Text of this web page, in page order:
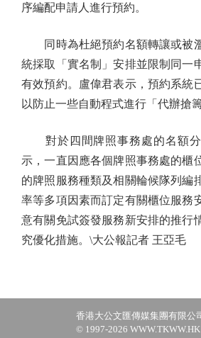
序編配申請人進行預約。
同時為杜絕預約名額轉讓或被
統採取「實名制」安排並限制同一
有效預約。盧偉君表示，預約系統
以防止一些自動程式進行「代辦搶
對於四間牌照事務處的名額分
示，一直因應各個牌照事務處的櫃
的牌照服務種類及相關輪候隊列編
率等多項因素而訂定有關櫃位服務
意有關免試簽發服務新安排的推行
究優化措施。\大公報記者 王亞毛
香港大公文匯傳媒集團有限公
© 1997-2026